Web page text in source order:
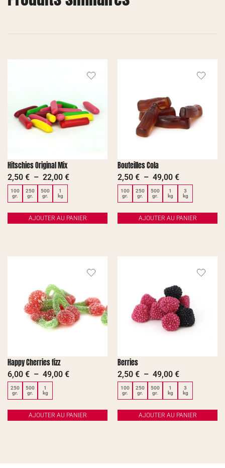
Hitschies Original Mix
2,50 € – 22,00 €
100
gr.
250
gr.
500
gr.
1
kg
AJOUTER AU PANIER
Bouteilles Cola
2,50 € – 49,00 €
100
gr.
250
gr.
500
gr.
1
kg
3
kg
AJOUTER AU PANIER
Happy Cherries fizz
6,00 € – 49,00 €
250
gr.
500
gr.
1
kg
AJOUTER AU PANIER
Berries
2,50 € – 49,00 €
100
gr.
250
gr.
500
gr.
1
kg
3
kg
AJOUTER AU PANIER